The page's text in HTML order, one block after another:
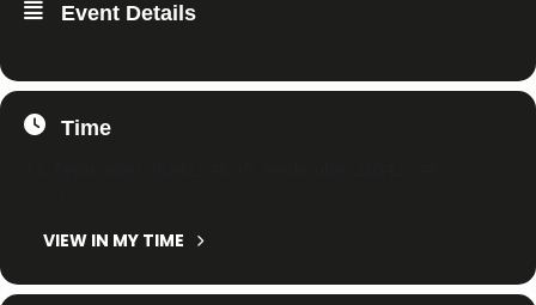
Event Details
Time
VIEW IN MY TIME